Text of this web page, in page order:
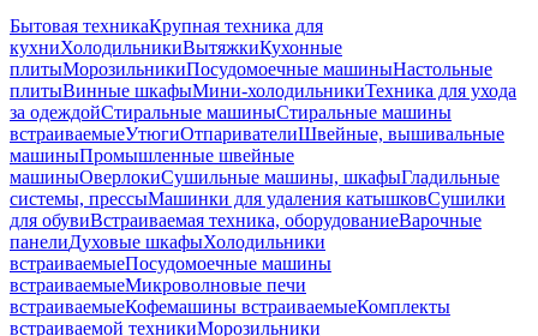
Бытовая техникаКрупная техника для
кухниХолодильникиВытяжкиКухонные
плитыМорозильникиПосудомоечные машиныНастольные
плитыВинные шкафыМини-холодильникиТехника для ухода
за одеждойСтиральные машиныСтиральные машины
встраиваемыеУтюгиОтпаривателиШвейные, вышивальные
машиныПромышленные швейные
машиныОверлокиСушильные машины, шкафыГладильные
системы, прессыМашинки для удаления катышковСушилки
для обувиВстраиваемая техника, оборудованиеВарочные
панелиДуховые шкафыХолодильники
встраиваемыеПосудомоечные машины
встраиваемыеМикроволновые печи
встраиваемыеКофемашины встраиваемыеКомплекты
встраиваемой техникиМорозильники